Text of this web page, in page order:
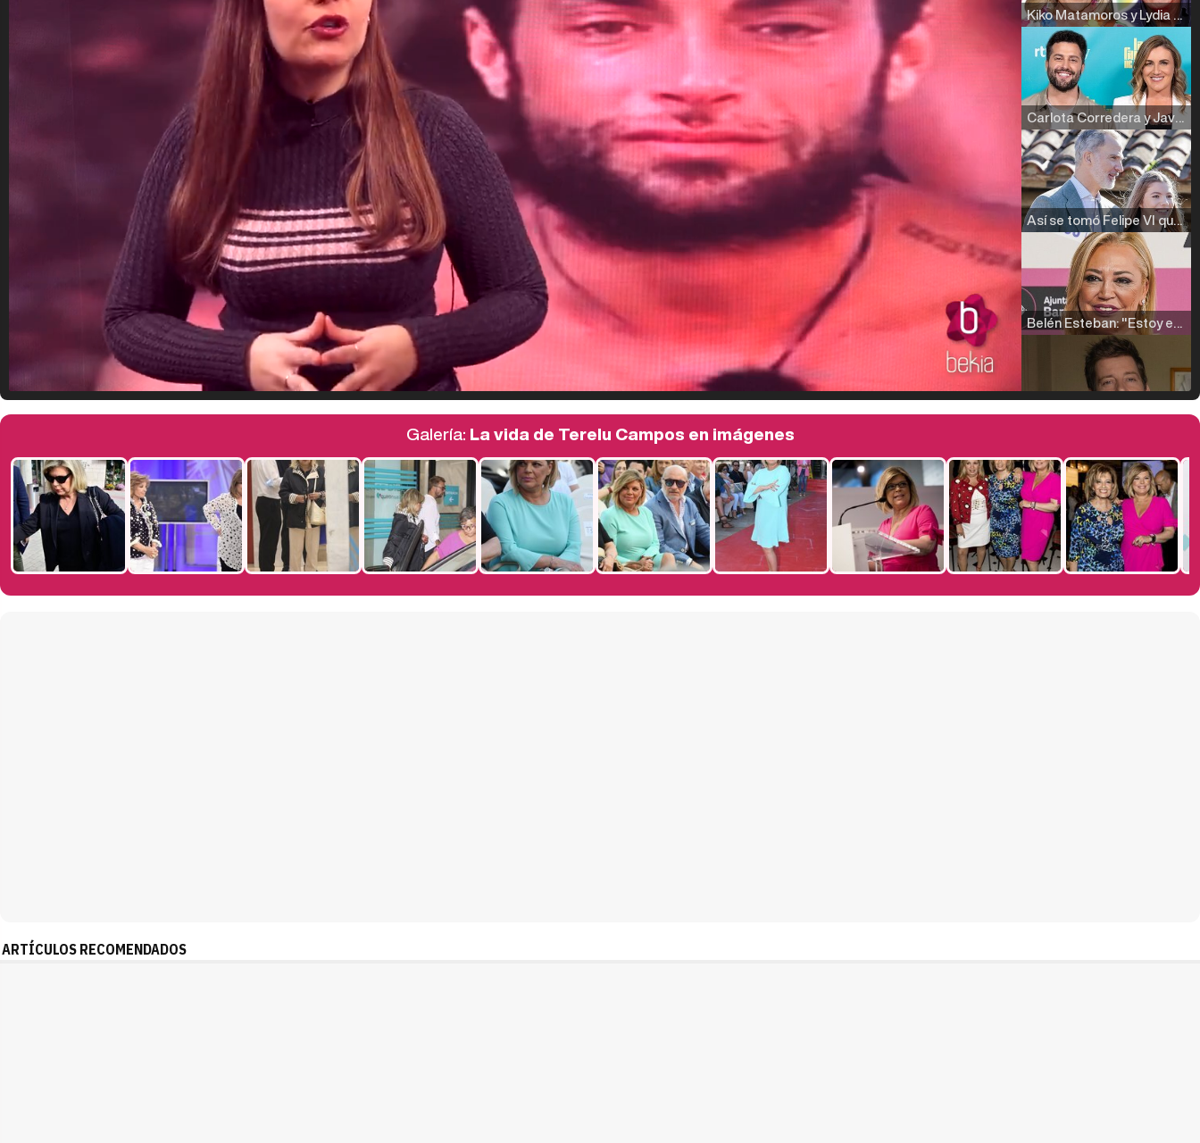
Kiko Matamoros y Lydia Lozano: "Nuestro público es de todas las edades y RTVE tiene un público muy pegado a las novelas, al que tenemos que captar"
Carlota Corredera y Javier de Hoyos: "La tele tiene que representar al público también y aquí están todos los perfiles posibles&quo;
Así se tomó Felipe VI que la Infanta Sofía no quisiera recibir formación militar
Belén Esteban: "Estoy emocionada, muy contenta y muy feliz por llegar a RTVE"
Magdalena de Suecia responde a las críticas y explica por qué le han permitido lanzar su propio negocio
Galería: La vida de Terelu Campos en imágenes
ARTÍCULOS RECOMENDADOS